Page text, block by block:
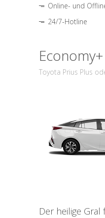
Online- und
24/7-Hotline
Economy+
Toyota Prius Plus
Der heilige